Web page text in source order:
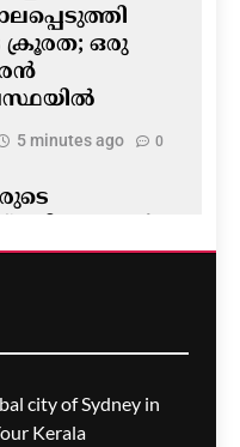
ഒരു
5 minutes ago 0
ചെയ്തു
13 minutes ago
city of Sydney in
Kerala